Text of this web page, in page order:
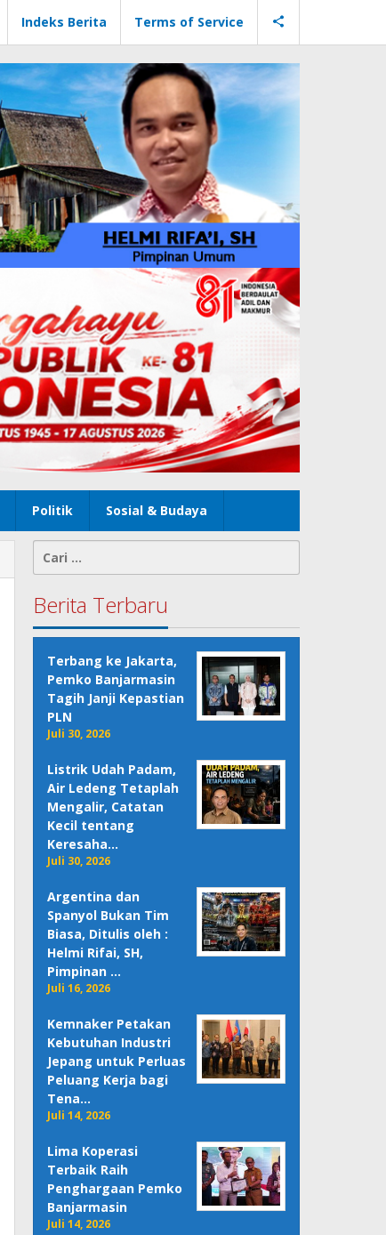
Indeks Berita Terms of Service
Politik Sosial & Budaya
untuk:
Berita Terbaru
Terbang ke Jakarta,
Pemko Banjarmasin
Tagih Janji Kepastian
PLN
Juli 30, 2026
Listrik Udah Padam,
Air Ledeng Tetaplah
Mengalir, Catatan
Kecil tentang
Keresaha…
Juli 30, 2026
Argentina dan
Spanyol Bukan Tim
Biasa, Ditulis oleh :
Helmi Rifai, SH,
Pimpinan …
Juli 16, 2026
Kemnaker Petakan
Kebutuhan Industri
Jepang untuk Perluas
Peluang Kerja bagi
Tena…
Juli 14, 2026
Lima Koperasi
Terbaik Raih
Penghargaan Pemko
Banjarmasin
Juli 14, 2026